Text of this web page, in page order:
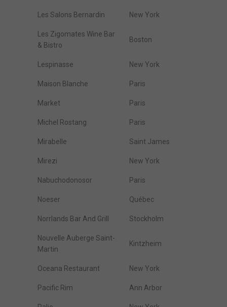
Les Salons Bernardin New York
Les Zigomates Wine Bar
& Bistro
Boston
Lespinasse New York
Maison Blanche Paris
Market Paris
Michel Rostang Paris
Mirabelle Saint James
Mirezi New York
Nabuchodonosor Paris
Noeser Québec
Norrlands Bar And Grill Stockholm
Nouvelle Auberge Saint-
Martin
Kintzheim
Oceana Restaurant New York
Pacific Rim Ann Arbor